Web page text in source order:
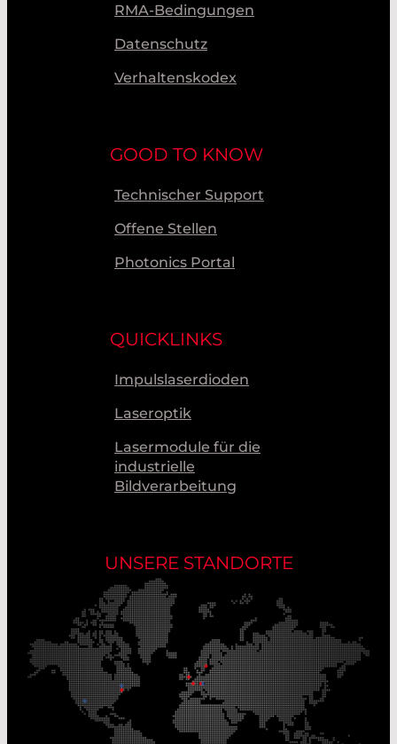
RMA-Bedingungen
Datenschutz
Verhaltenskodex
GOOD TO KNOW
Technischer Support
Offene Stellen
Photonics Portal
QUICKLINKS
Impulslaserdioden
Laseroptik
Lasermodule für die
industrielle
Bildverarbeitung
UNSERE STANDORTE